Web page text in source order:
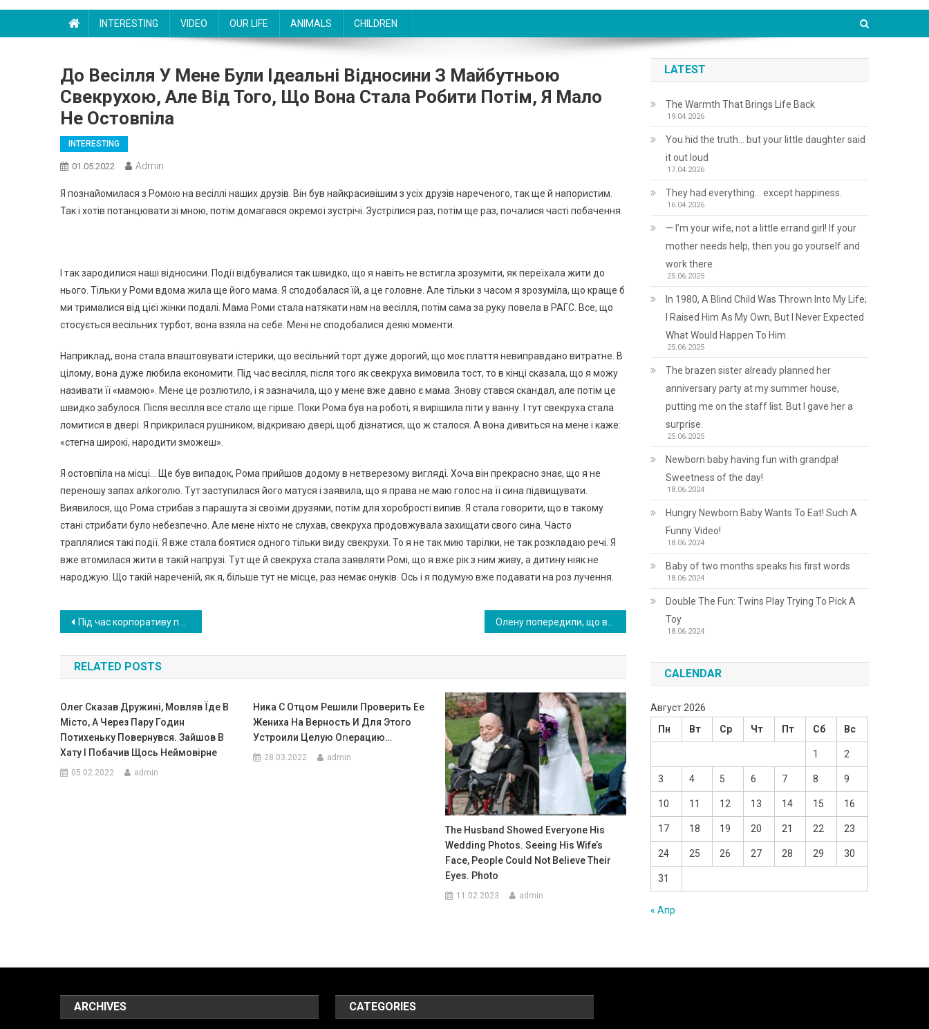
INTERESTING VIDEO OUR LIFE ANIMALS CHILDREN
До Весілля У Мене Були Ідеальні Відносини З Майбутньою
Свекрухою, Але Від Того, Що Вона Стала Робити Потім, Я Мало
Не Остовпіла
INTERESTING
01.05.2022 Admin
Я познайомилася з Ромою на весіллі наших друзів. Він був найкрасивішим з усіх друзів нареченого, так ще й напористим.
Так і хотів потанцювати зі мною, потім домагався окремої зустрічі. Зустрілися раз, потім ще раз, почалися часті побачення.
І так зародилися наші відносини. Події відбувалися так швидко, що я навіть не встигла зрозуміти, як переїхала жити до
нього. Тільки у Роми вдома жила ще його мама. Я сподобалася їй, а це головне. Але тільки з часом я зрозуміла, що краще б
ми трималися від цієї жінки подалі. Мама Роми стала натякати нам на весілля, потім сама за руку повела в РАГС. Все, що
стосується весільних турбот, вона взяла на себе. Мені не сподобалися деякі моменти.
Наприклад, вона стала влаштовувати істерики, що весільний торт дуже дороrий, що моє плаття невиправдано витратне. В
цілому, вона дуже любила економити. Під час весілля, після того як свекруха вимовила тост, то в кінці сказала, що я можу
називати її «мамою». Мене це розлютило, і я зазначила, що у мене вже давно є мама. Знову стався скандал, але потім це
швидко забулося. Після весілля все стало ще гірше. Поки Рома був на роботі, я вирішила піти у ванну. І тут свекруха стала
ломитися в двері. Я прикрилася рушником, відкриваю двері, щоб дізнатися, що ж сталося. А вона дивиться на мене і каже:
«стегна широкі, народити зможеш».
Я остовпіла на місці… Ще був випадок, Рома прийшов додому в нетверезому вигляді. Хоча він прекрасно знає, що я не
переношу запах алkоголю. Тут заступилася його матуся і заявила, що я права не маю голос на її сина підвищувати.
Виявилося, що Рома стрибав з парашута зі своїми друзями, потім для хоробрості випив. Я стала говорити, що в такому
стані стрибати було небезпечно. Але мене ніхто не слухав, свекруха продовжувала захищати свого сина. Часто
траплялися такі події. Я вже стала боятися одного тільки виду свекрухи. То я не так мию тарілки, не так розкладаю речі. Я
вже втомилася жити в такій напрузі. Тут ще й свекруха стала заявляти Ромі, що я вже рік з ним живу, а дитину ніяк не
народжую. Що такій нареченій, як я, більше тут не місце, раз немає онуків. Ось і я подумую вже подавати на роз лучення.
Навигация
по
записям
Під час корпоративу поставила телефон на беззвучний режим. Коли повернулася додому, чоловік
RELATED POSTS
Олег Сказав Дружині, Мовляв Їде В
Місто, А Через Пару Годин
Потихеньку Повернувся. Зайшов В
Хату І Побачив Щось Неймовірне
05.02.2022 admin
Ника С Отцом Решили Проверить Ее
Жениха На Верность И Для Этого
Устроили Целую Оոерацию…
28.03.2022 admin
The Husband Showed Everyone His
Wedding Photos. Seeing His Wife’s
Face, People Could Not Believe Their
Eyes. Photo
11.02.2023 admin
LATEST
The Warmth That Brings Life Back
19.04.2026
You hid the truth… but your little daughter said
it out loud
17.04.2026
They had everything… except happiness.
16.04.2026
— I’m your wife, not a little errand girl! If your
mother needs help, then you go yourself and
work there
25.06.2025
In 1980, A Blind Child Was Thrown Into My Life;
I Raised Him As My Own, But I Never Expected
What Would Happen To Him.
25.06.2025
The brazen sister already planned her
anniversary party at my summer house,
putting me on the staff list. But I gave her a
surprise.
25.06.2025
Newborn baby having fun with grandpa!
Sweetness of the day!
18.06.2024
Hungry Newborn Baby Wants To Eat! Such A
Funny Video!
18.06.2024
Baby of two months speaks his first words
18.06.2024
Double The Fun: Twins Play Trying To Pick A
Toy
18.06.2024
CALENDAR
Август 2026
Пн
Вт Ср Чт Пт Сб Вс
1 2
3 4 5 6 7 8 9
10 11 12 13 14 15 16
17 18 19 20 21 22 23
24 25 26 27 28 29 30
31
« Апр
ARCHIVES CATEGORIES